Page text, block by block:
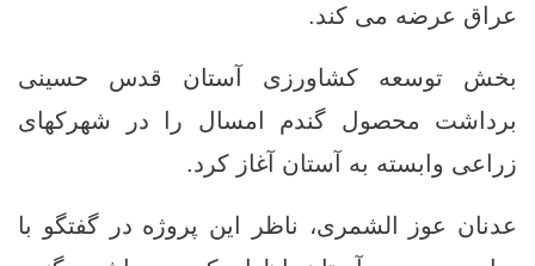
عراق عرضه می کند.
بخش توسعه کشاورزی آستان قدس حسینی
برداشت محصول گندم امسال را در شهرکهای
زراعی وابسته به آستان آغاز کرد.
عدنان عوز الشمری، ناظر این پروژه در گفتگو با